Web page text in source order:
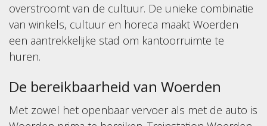
overstroomt van de cultuur. De unieke combinatie
van winkels, cultuur en horeca maakt Woerden
een aantrekkelijke stad om kantoorruimte te
huren.
De bereikbaarheid van Woerden
Met zowel het openbaar vervoer als met de auto is